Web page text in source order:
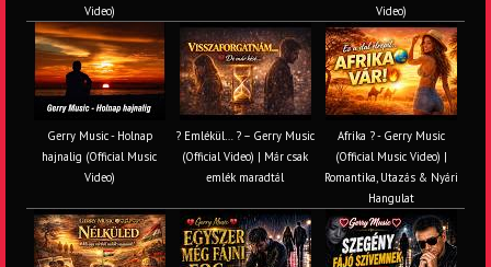
Video)
Video)
Gerry Music - Holnap
hajnalig (Official Music
Video)
? Emlékül… ? – Gerry Music
(Official Video) | Már csak
emlék maradtál
Afrika ? - Gerry Music
(Official Music Video) |
Romantika, Utazás & Nyári
Hangulat